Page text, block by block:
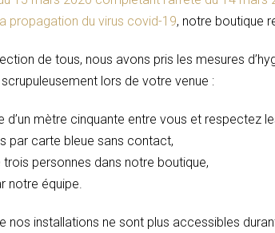
propagation du virus covid-19, notre boutique
de tous, nous avons pris les mesures
lors de votre venue :
d’un mètre cinquante entre vous et respectez
par carte bleue sans contact,
trois personnes dans notre boutique,
notre équipe.
nos installations ne sont plus accessibles